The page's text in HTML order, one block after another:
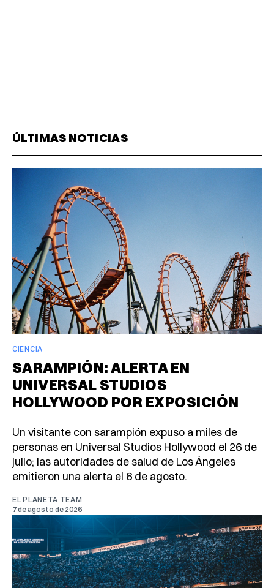
ÚLTIMAS NOTICIAS
CIENCIA
SARAMPIÓN: ALERTA EN
UNIVERSAL STUDIOS
HOLLYWOOD POR EXPOSICIÓN
Un visitante con sarampión expuso a miles de
personas en Universal Studios Hollywood el 26 de
julio; las autoridades de salud de Los Ángeles
emitieron una alerta el 6 de agosto.
EL PLANETA TEAM
7 de agosto de 2026